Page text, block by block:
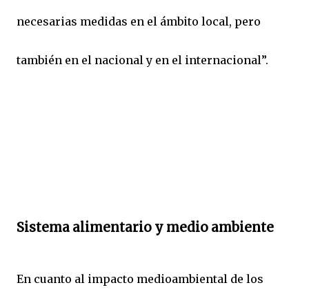
necesarias medidas en el ámbito local, pero
también en el nacional y en el internacional”.
Sistema alimentario y medio ambiente
En cuanto al impacto medioambiental de los